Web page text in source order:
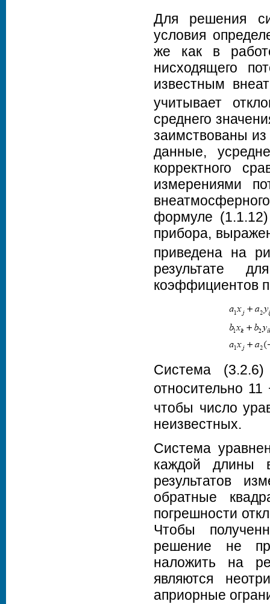
Для решения
условия
же как в
нисходящего
известным
учитывает
среднего
заимствованы
данные,
корректного
измерениями
формуле
прибора,
приведена на
результате
коэффициентов
Система
относительно 11
чтобы число
неизвестных.
Система
каждой длины
результатов
обратные
погрешности
Чтобы
решение не
наложить на
являются
априорные